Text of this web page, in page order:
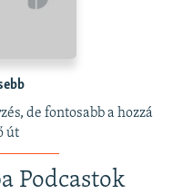
de fontosabb a hozzá
út
Podcastok